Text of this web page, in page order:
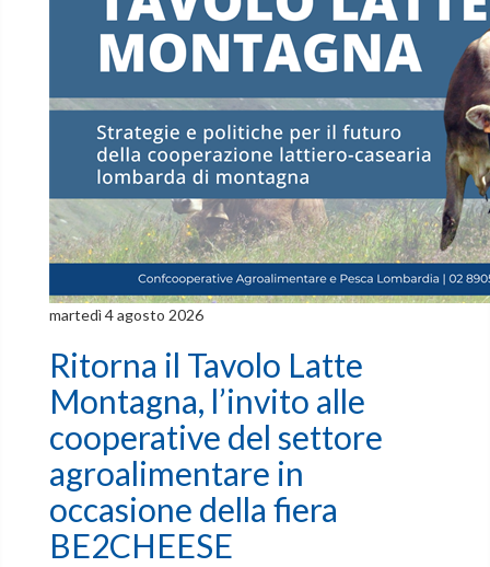
martedì 4 agosto 2026
Ritorna il Tavolo Latte
Montagna, l’invito alle
cooperative del settore
agroalimentare in
occasione della fiera
BE2CHEESE